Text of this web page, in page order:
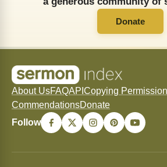
Donate
About UsFAQAPI Copying
CommendationsDonate
Follow